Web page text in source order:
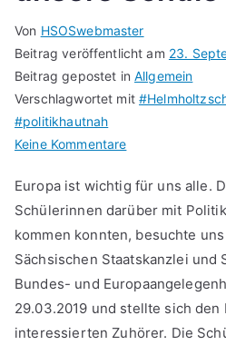
Von HSOSwebmaster
Beitrag veröffentlicht am 23.
Beitrag gepostet inAllgemein
Verschlagwortet mit
#politikhautnah
Keine Kommentarezu
Schenk
besuchte
unsere
Schule
Europa ist wichtig für uns alle.
Schülerinnen darüber mit
kommen konnten, besuchte
Sächsischen Staatskanzlei und
Bundes- und
29.03.2019 und stellte sich den
interessierten Zuhörer. Die